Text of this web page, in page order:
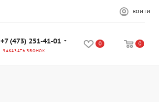
ВОЙТИ
+7 (473) 251-41-01
ЗАКАЗАТЬ ЗВОНОК
0 0